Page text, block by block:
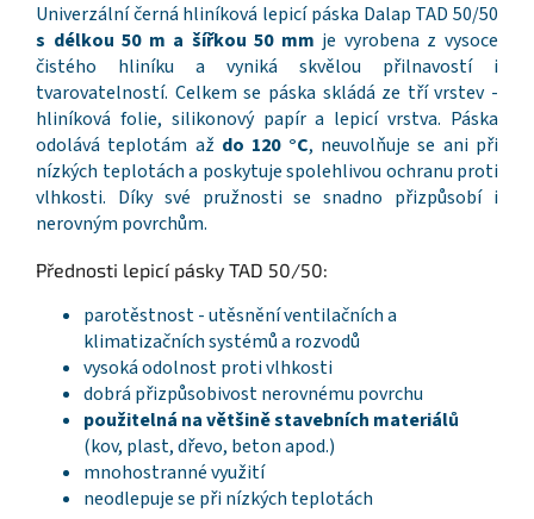
Univerzální černá hliníková lepicí páska Dalap TAD 50/50
s délkou 50 m a šířkou 50 mm je vyrobena z vysoce
čistého hliníku a vyniká skvělou přilnavostí i
tvarovatelností. Celkem se páska skládá ze tří vrstev -
hliníková folie, silikonový papír a lepicí vrstva. Páska
odolává teplotám až do 120 °C, neuvolňuje se ani při
nízkých teplotách a poskytuje spolehlivou ochranu proti
vlhkosti. Díky své pružnosti se snadno přizpůsobí i
nerovným povrchům.
Přednosti lepicí pásky TAD 50/50:
parotěstnost - utěsnění ventilačních a
klimatizačních systémů a rozvodů
vysoká odolnost proti vlhkosti
dobrá přizpůsobivost nerovnému povrchu
použitelná na většině stavebních materiálů
(kov, plast, dřevo, beton apod.)
mnohostranné využití
neodlepuje se při nízkých teplotách